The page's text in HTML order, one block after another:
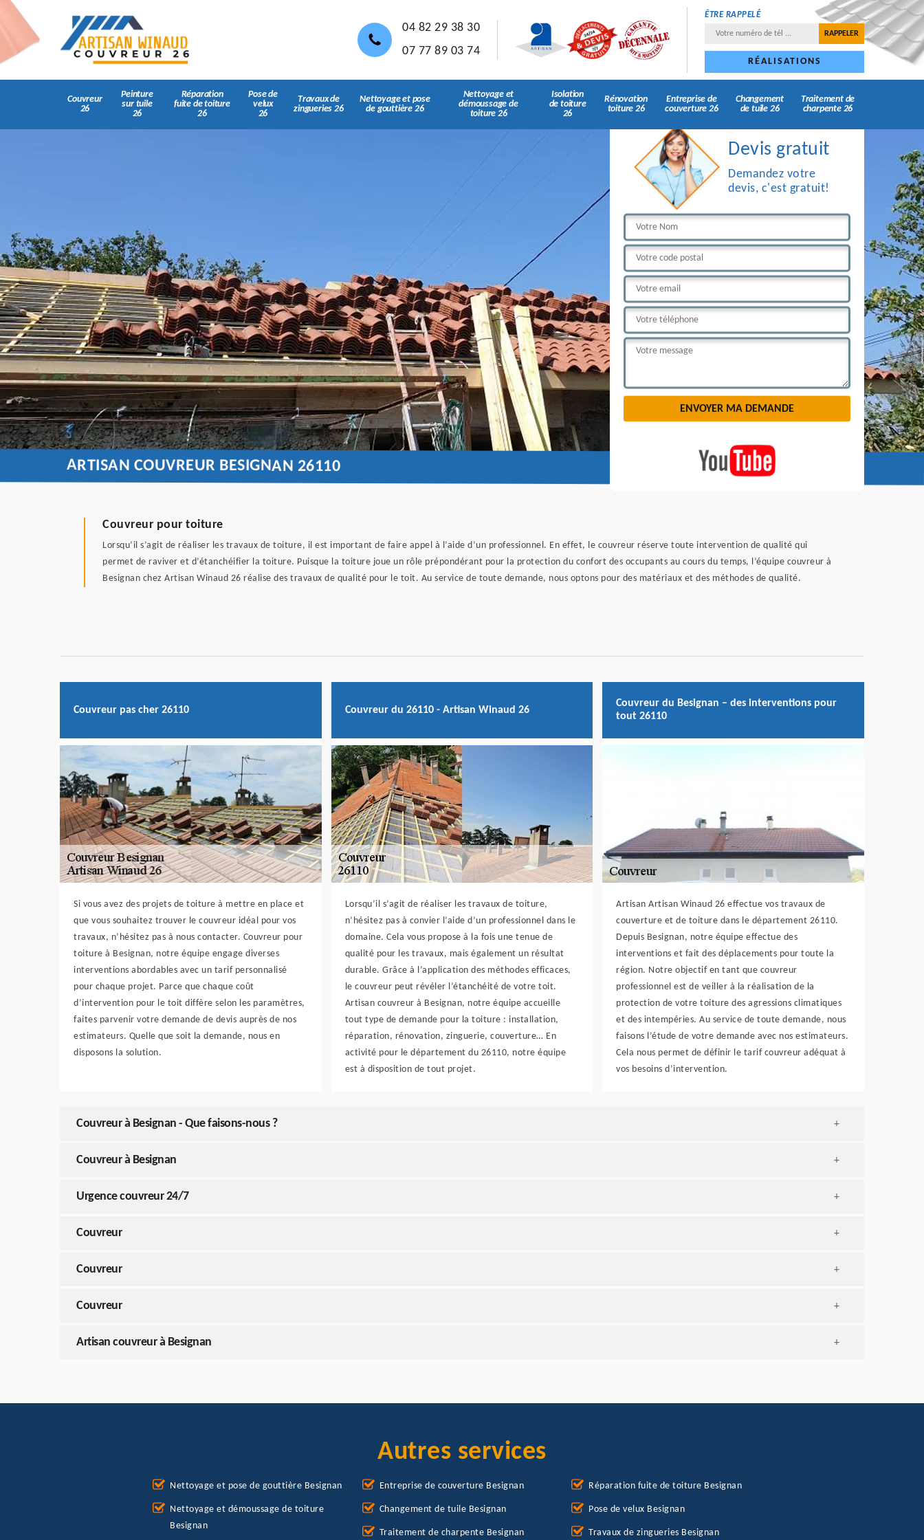
04 82 29 38 30
07 77 89 03 74
ÊTRE RAPPELÉ
RÉALISATIONS
Couvreur
26
Peinture
sur tuile
26
Réparation
fuite de toiture
26
Pose de
velux
26
Travaux de
zingueries 26
Nettoyage et pose
de gouttière 26
Nettoyage et
démoussage de
toiture 26
Isolation
de toiture
26
Rénovation
toiture 26
Entreprise de
couverture 26
Changement
de tuile 26
Traitement de
charpente 26
Devis gratuit
Demandez votre
devis, c'est gratuit!
ARTISAN COUVREUR BESIGNAN 26110
Couvreur pour toiture
Lorsqu’il s’agit de réaliser les travaux de toiture, il est important de faire appel à l’aide d’un professionnel. En effet, le couvreur réserve toute intervention de qualité qui
permet de raviver et d’étanchéifier la toiture. Puisque la toiture joue un rôle prépondérant pour la protection du confort des occupants au cours du temps, l’équipe couvreur à
Besignan chez Artisan Winaud 26 réalise des travaux de qualité pour le toit. Au service de toute demande, nous optons pour des matériaux et des méthodes de qualité.
Couvreur pas cher 26110
Si vous avez des projets de toiture à mettre en place et
que vous souhaitez trouver le couvreur idéal pour vos
travaux, n’hésitez pas à nous contacter. Couvreur pour
toiture à Besignan, notre équipe engage diverses
interventions abordables avec un tarif personnalisé
pour chaque projet. Parce que chaque coût
d’intervention pour le toit diffère selon les paramètres,
faites parvenir votre demande de devis auprès de nos
estimateurs. Quelle que soit la demande, nous en
disposons la solution.
Couvreur du 26110 - Artisan Winaud 26
Lorsqu’il s’agit de réaliser les travaux de toiture,
n’hésitez pas à convier l’aide d’un professionnel dans le
domaine. Cela vous propose à la fois une tenue de
qualité pour les travaux, mais également un résultat
durable. Grâce à l’application des méthodes efficaces,
le couvreur peut révéler l’étanchéité de votre toit.
Artisan couvreur à Besignan, notre équipe accueille
tout type de demande pour la toiture : installation,
réparation, rénovation, zinguerie, couverture… En
activité pour le département du 26110, notre équipe
est à disposition de tout projet.
Couvreur du Besignan – des interventions pour
tout 26110
Artisan Artisan Winaud 26 effectue vos travaux de
couverture et de toiture dans le département 26110.
Depuis Besignan, notre équipe effectue des
interventions et fait des déplacements pour toute la
région. Notre objectif en tant que couvreur
professionnel est de veiller à la réalisation de la
protection de votre toiture des agressions climatiques
et des intempéries. Au service de toute demande, nous
faisons l’étude de votre demande avec nos estimateurs.
Cela nous permet de définir le tarif couvreur adéquat à
vos besoins d’intervention.
Couvreur à Besignan - Que faisons-nous ? +
Couvreur à Besignan +
Urgence couvreur 24/7 +
Couvreur +
Couvreur +
Couvreur +
Artisan couvreur à Besignan +
Autres services
Nettoyage et pose de gouttière Besignan
Nettoyage et démoussage de toiture
Besignan
Entreprise de couverture Besignan
Changement de tuile Besignan
Traitement de charpente Besignan
Réparation fuite de toiture Besignan
Pose de velux Besignan
Travaux de zingueries Besignan